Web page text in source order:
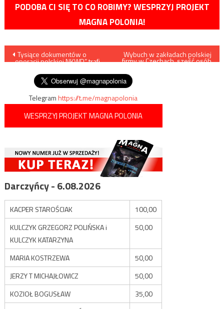
PODOBA CI SIĘ TO CO ROBIMY? WESPRZYJ PROJEKT
MAGNA POLONIA!
Nawigacja
wpisu
Tysiące dokumentów o
„operacji polskiej NKWD” trafi
Wybuch w zakładach polskiej
firmy w Czechach, sześć osób
Telegramhttps://t.me/magnapolonia
WESPRZYJ PROJEKT MAGNA POLONIA
Darczyńcy - 6.08.2026
KACPER STAROŚCIAK
100,00
KULCZYK GRZEGORZ POLIŃSKA i
KULCZYK KATARZYNA
50,00
MARIA KOSTRZEWA
50,00
JERZY T MICHAJŁOWICZ
50,00
KOZIOŁ BOGUSŁAW
35,00